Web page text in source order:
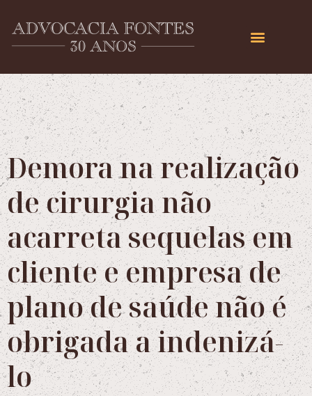
Demora na realização
de cirurgia não
acarreta sequelas em
cliente e empresa de
plano de saúde não é
obrigada a indenizá-
lo